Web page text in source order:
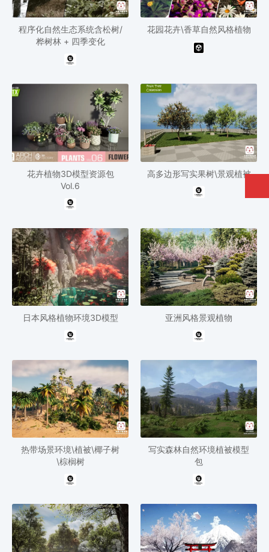
程序化自然生态系统含松树/
桦树林 + 四季变化
花园花卉\香草自然风格植物
花卉植物3D模型资源包
Vol.6
高多边形写实果树\景观植被
日本风格植物环境3D模型 亚洲风格景观植物
热带场景环境\植被\椰子树
\棕榈树
写实森林自然环境植被模型
包